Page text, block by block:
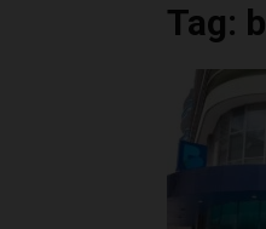
Tag: